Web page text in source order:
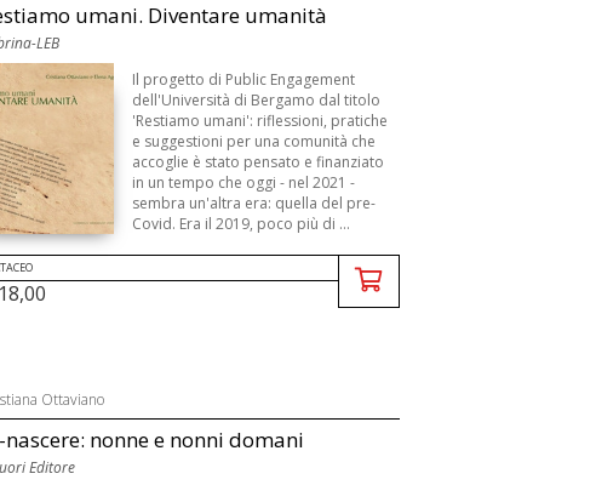
umani. Diventare umanità
LEB
Il progetto di Public Engagement
dell'Università di Bergamo dal titolo
'Restiamo umani': riflessioni, pratiche
e suggestioni per una comunità che
accoglie è stato pensato e finanziato
in un tempo che oggi - nel 2021 -
sembra un'altra era: quella del pre-
Covid. Era il 2019, poco più di ...
Ottaviano
nascere: nonne e nonni domani
Editore